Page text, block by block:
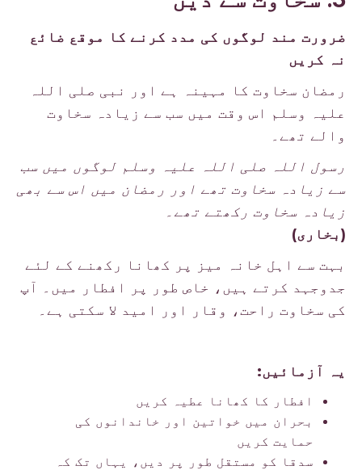
ضرورت مند لوگوں کی مدد کرنے کا موقع ضائع
نہ کریں
رمضان سخاوت کا مہینہ ہے اور نبی صلی اللہ
علیہ وسلم اس وقت میں سب سے زیادہ سخاوت
والے تھے۔
رسول اللہ صلی اللہ علیہ وسلم لوگوں میں سب
سے زیادہ سخاوت تھے اور رمضان میں اس سے بھی
زیادہ سخاوت رکھتے تھے۔
(بخاری)
بہت سے اہل خانہ میز پر کھانا رکھنے کے لئے
جدوجہد کرتے ہیں، خاص طور پر افطار میں۔ آپ
کی سخاوت راحت، وقار اور امید لا سکتی ہے۔
یہ آزمائیں:
افطار کا کھانا عطیہ کریں
بحران میں خواتین اور خاندانوں کی
حمایت کریں
سدقا کو مستقل طور پر دیں، یہاں تک کہ